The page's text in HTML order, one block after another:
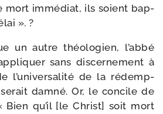
mort immé­diat, ils soient bap­
». ?
un autre théo­lo­gien, l’abbé
sans dis­cer­ne­ment à
l’universalité de la rédemp­
dam­né. Or, le concile de
Bien qu’il [le Christ] soit mort